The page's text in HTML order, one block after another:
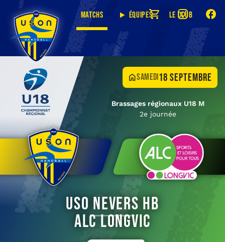
Matchs Équipes Le club
samedi 18 septembre
Brassages régionaux U18 M
2e journée
USO Nevers HB
ALC Longvic